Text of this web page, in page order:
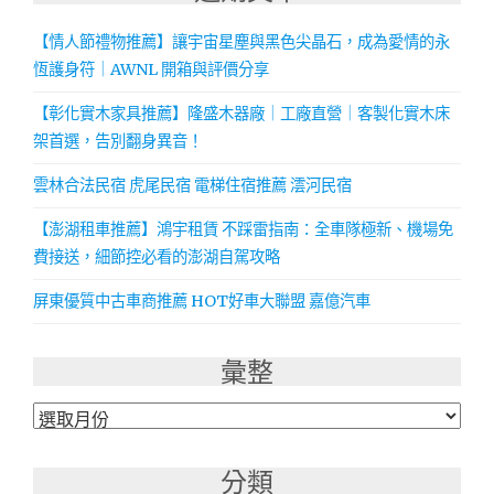
【情人節禮物推薦】讓宇宙星塵與黑色尖晶石，成為愛情的永
恆護身符｜AWNL 開箱與評價分享
【彰化實木家具推薦】隆盛木器廠｜工廠直營｜客製化實木床
架首選，告別翻身異音！
雲林合法民宿 虎尾民宿 電梯住宿推薦 澐河民宿
【澎湖租車推薦】鴻宇租賃 不踩雷指南：全車隊極新、機場免
費接送，細節控必看的澎湖自駕攻略
屏東優質中古車商推薦 HOT好車大聯盟 嘉億汽車
彙整
彙
分類